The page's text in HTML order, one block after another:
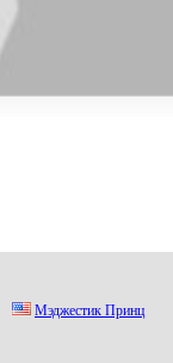
Мэджеcтик Пpинц